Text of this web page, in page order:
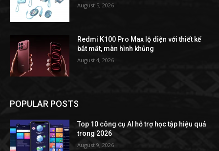
August 5, 2026
Redmi K100 Pro Max lộ diện với thiết kế
bắt mắt, màn hình khủng
August 4, 2026
POPULAR POSTS
Top 10 công cụ AI hỗ trợ học tập hiệu quả
trong 2026
August 9, 2026